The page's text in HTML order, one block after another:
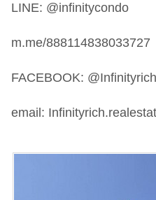
LINE: @infinitycondo
m.me/888114838033727
FACEBOOK:
email: